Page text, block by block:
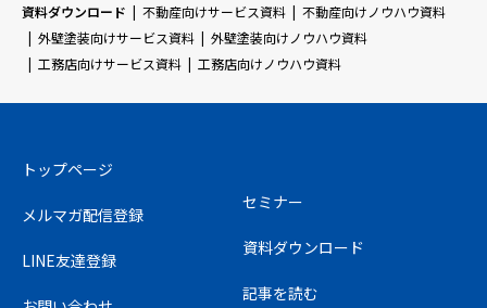
資料ダウンロード
不動産向けサービス資料
不動産向けノウハウ資料
外壁塗装向けサービス資料
外壁塗装向けノウハウ資料
工務店向けサービス資料
工務店向けノウハウ資料
トップページ
メルマガ配信登録
LINE友達登録
セミナー
資料ダウンロード
記事を読む